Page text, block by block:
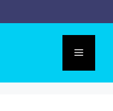
Menu